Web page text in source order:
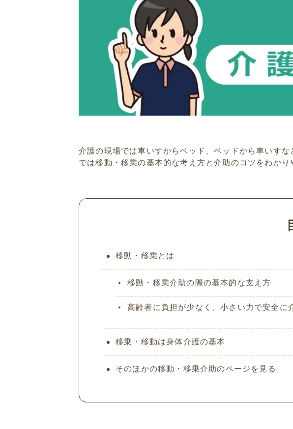
介護の現場では車いすからベッド、ベッドから車いす
では移動・移乗の基本的な考え方と介助のコツをわかり
移動・移乗とは
移動・移乗介助の際の基本的な支え方
高齢者に負担が少なく、小さい力で安全に
移乗・移動は身体介護の基本
そのほかの移動・移乗介助のページを見る